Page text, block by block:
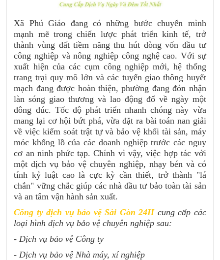
Xã Phú Giáo đang có những bước chuyển mình
mạnh mẽ trong chiến lược phát triển kinh tế, trở
thành vùng đất tiềm năng thu hút dòng vốn đầu tư
công nghiệp và nông nghiệp công nghệ cao. Với sự
xuất hiện của các cụm công nghiệp mới, hệ thống
trang trại quy mô lớn và các tuyến giao thông huyết
mạch đang được hoàn thiện, phường đang đón nhận
làn sóng giao thương và lao động đổ về ngày một
đông đúc. Tốc độ phát triển nhanh chóng này vừa
mang lại cơ hội bứt phá, vừa đặt ra bài toán nan giải
về việc kiểm soát trật tự và bảo vệ khối tài sản, máy
móc khổng lồ của các doanh nghiệp trước các nguy
cơ an ninh phức tạp. Chính vì vậy, việc hợp tác với
một dịch vụ bảo vệ chuyên nghiệp, nhạy bén và có
tính kỷ luật cao là cực kỳ cần thiết, trở thành "lá
chắn" vững chắc giúp các nhà đầu tư bảo toàn tài sản
và an tâm vận hành sản xuất.
Công ty dịch vụ bảo vệ Sài Gòn 24Hcung cấp các
loại hình dịch vụ bảo vệ chuyên nghiệp sau:
- Dịch vụ bảo vệ Công ty
- Dịch vụ bảo vệ Nhà máy, xí nghiệp